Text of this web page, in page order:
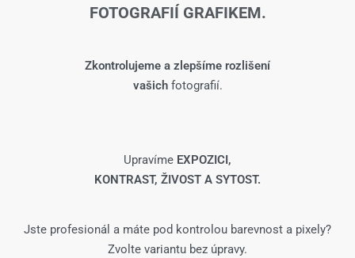
FOTOGRAFIÍ GRAFIKEM.
Zkontrolujeme a zlepšíme rozlišení
vašich fotografií.
Upravíme EXPOZICI,
KONTRAST, ŽIVOST A SYTOST.
Jste profesionál a máte pod kontrolou barevnost a pixely?
Zvolte variantu bez úpravy.